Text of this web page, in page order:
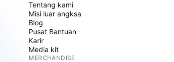
Tentang kami
Misi luar angksa
Blog
Pusat Bantuan
Karir
Media kit
MERCHANDISE